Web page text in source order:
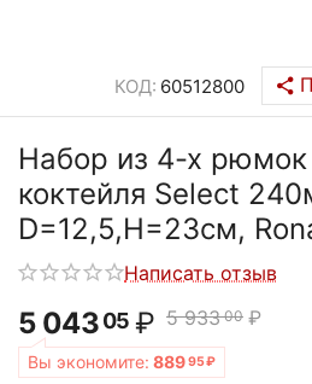
КОД: 60512800
Набор из 4-х
коктейля Select
D=12,5,H=23см,
Написать отзыв
5 04305 ₽ 5 933 00 ₽
Вы экономите: 88995₽